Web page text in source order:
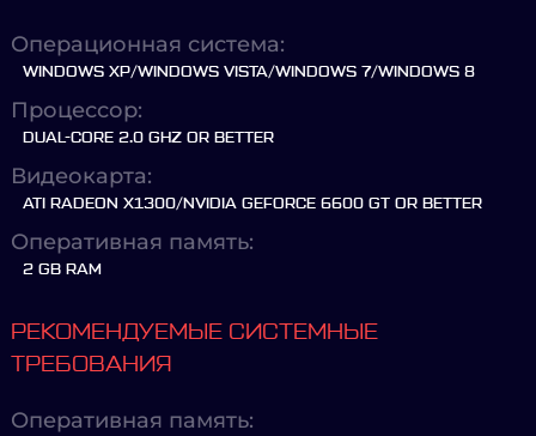
Операционная система:
WINDOWS XP/WINDOWS VISTA/WINDOWS 7/WINDOWS 8
Процессор:
DUAL-CORE 2.0 GHZ OR BETTER
Видеокарта:
ATI RADEON X1300/NVIDIA GEFORCE 6600 GT OR BETTER
Оперативная память:
2 GB RAM
РЕКОМЕНДУЕМЫЕ СИСТЕМНЫЕ
ТРЕБОВАНИЯ
Оперативная память: